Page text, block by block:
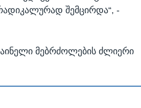
შემცირდა“, -
მებრძოლების ძლიერი